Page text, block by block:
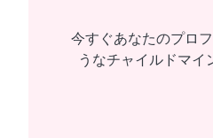
今すぐあなたのプロ
うなチャイルドマイ